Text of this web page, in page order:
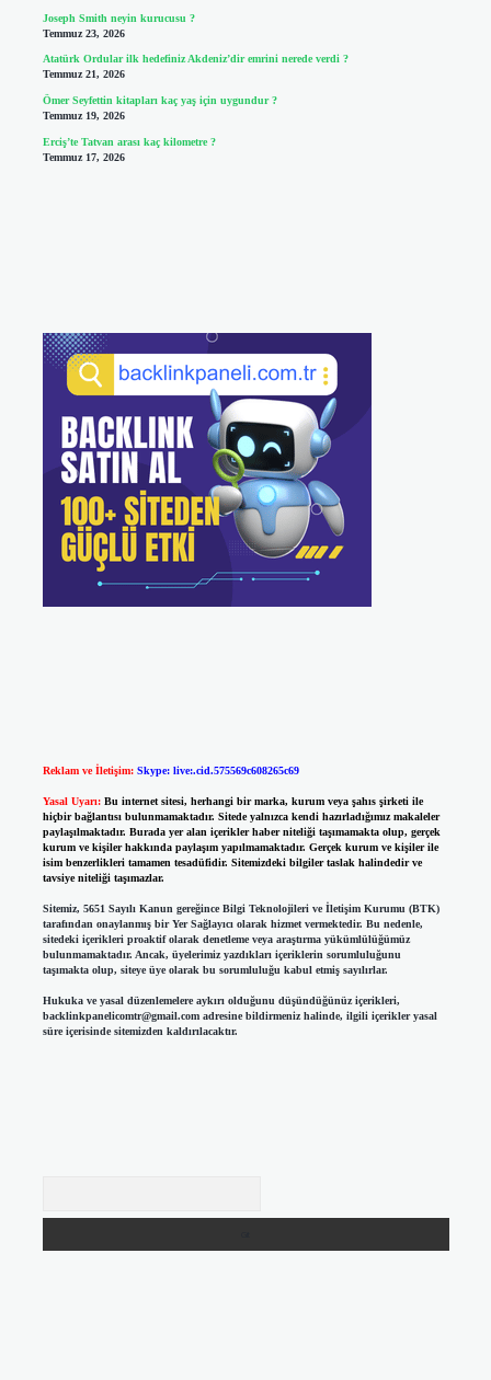
Joseph Smith neyin kurucusu ?
Temmuz 23, 2026
Atatürk Ordular ilk hedefiniz Akdeniz’dir emrini nerede verdi ?
Temmuz 21, 2026
Ömer Seyfettin kitapları kaç yaş için uygundur ?
Temmuz 19, 2026
Erciş’te Tatvan arası kaç kilometre ?
Temmuz 17, 2026
Reklam ve İletişim: Skype: live:.cid.575569c608265c69
Yasal Uyarı: Bu internet sitesi, herhangi bir marka, kurum veya şahıs şirketi ile
hiçbir bağlantısı bulunmamaktadır. Sitede yalnızca kendi hazırladığımız makaleler
paylaşılmaktadır. Burada yer alan içerikler haber niteliği taşımamakta olup, gerçek
kurum ve kişiler hakkında paylaşım yapılmamaktadır. Gerçek kurum ve kişiler ile
isim benzerlikleri tamamen tesadüfidir. Sitemizdeki bilgiler taslak halindedir ve
tavsiye niteliği taşımazlar.
Sitemiz, 5651 Sayılı Kanun gereğince Bilgi Teknolojileri ve İletişim Kurumu (BTK)
tarafından onaylanmış bir Yer Sağlayıcı olarak hizmet vermektedir. Bu nedenle,
sitedeki içerikleri proaktif olarak denetleme veya araştırma yükümlülüğümüz
bulunmamaktadır. Ancak, üyelerimiz yazdıkları içeriklerin sorumluluğunu
taşımakta olup, siteye üye olarak bu sorumluluğu kabul etmiş sayılırlar.
Hukuka ve yasal düzenlemelere aykırı olduğunu düşündüğünüz içerikleri,
backlinkpanelicomtr@gmail.comadresine bildirmeniz halinde, ilgili içerikler yasal
süre içerisinde sitemizden kaldırılacaktır.